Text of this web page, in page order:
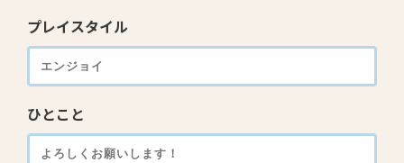
プレイスタイル
ひとこと